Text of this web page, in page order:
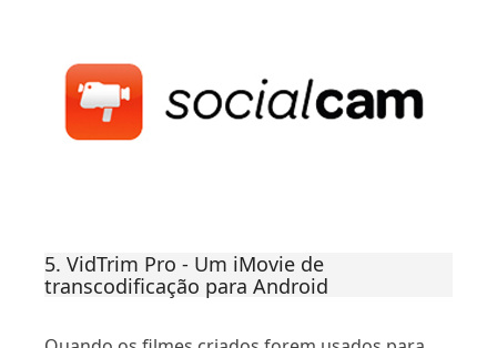
5. VidTrim Pro - Um iMovie de
transcodificação para Android